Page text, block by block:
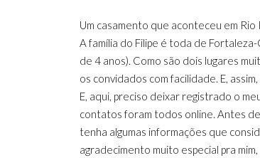
Um casamento que aconteceu em
A família do Filipe é toda de
de 4 anos). Como são dois lugares
os convidados com facilidade. E,
E, aqui, preciso deixar registrado o
contatos foram todos online. Antes
tenha algumas informações que
agradecimento muito especial pra